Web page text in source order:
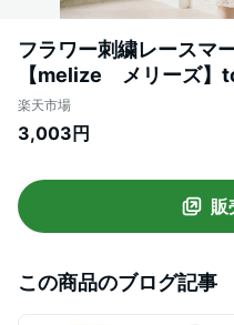
フラワー刺繍レースマ
【melize メリーズ】
コクローゼット) ベー
楽天市場
3,003円
販
この商品のブログ記事